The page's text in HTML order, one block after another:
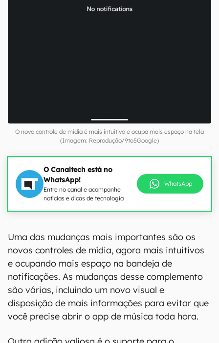
O novo controle de mídia é mais intuitivo e ocupa mais espaço na tela
(Imagem: Reprodução/9to5Google)
O Canaltech está no
WhatsApp!
Entre no canal e acompanhe
notícias e dicas de tecnologia
WhatsApp
Uma das mudanças mais importantes são os
novos controles de mídia, agora mais intuitivos
e ocupando mais espaço na bandeja de
notificações. As mudanças desse complemento
são várias, incluindo um novo visual e
disposição de mais informações para evitar que
você precise abrir o app de música toda hora.